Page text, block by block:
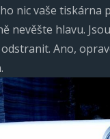
nic vaše tiskárna
nevěšte hlavu.
Ano,